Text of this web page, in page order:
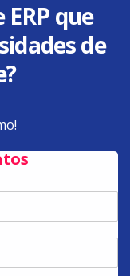
que
de